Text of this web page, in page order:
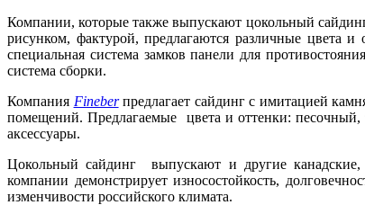
Компании, которые также выпускают цокольный
рисунком, фактурой, предлагаются различные цвета
специальная система замков панели для
система сборки.
Компания Fineberпредлагает сайдинг с имитацией
помещений. Предлагаемые цвета и оттенки: песочный,
аксессуары.
Цокольный сайдинг выпускают и другие
компании демонстрирует износостойкость,
изменчивости российского климата.